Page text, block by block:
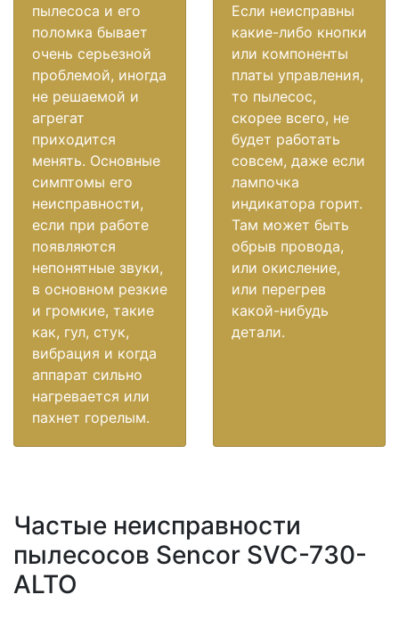
пылесоса и его
поломка бывает
очень серьезной
проблемой, иногда
не решаемой и
агрегат
приходится
менять. Основные
симптомы его
неисправности,
если при работе
появляются
непонятные звуки,
в основном резкие
и громкие, такие
как, гул, стук,
вибрация и когда
аппарат сильно
нагревается или
пахнет горелым.
Если неисправны
какие-либо кнопки
или компоненты
платы управления,
то пылесос,
скорее всего, не
будет работать
совсем, даже если
лампочка
индикатора горит.
Там может быть
обрыв провода,
или окисление,
или перегрев
какой-нибудь
детали.
Частые неисправности
пылесосов Sencor SVC-730-
ALTO